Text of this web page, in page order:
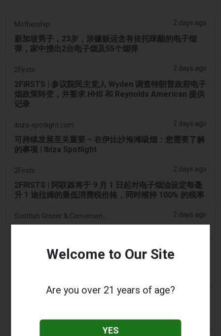
Mothership. 2 days ago
新加坡男子，23岁，涉嫌贩运含有依托咪酯的电子烟
弹，家中搜出2台电子烟及55个烟弹
2Firsts 2 days ago
2FIRSTS | 参议院民主党人 Wyden 调查特朗普政府电子
烟政策转变，并要求 HHS 和 Reynolds American 提供
记录
ibiza-spotlight.com 2 days ago
可持续发展至关重要 – 在伊比沙海滩吸烟：您需要了解
的事项 | Ibiza Spotlight
2Firsts 2 days ago
2FIRSTS | 阿联酋将于 9 月 1 日起对电子烟油设定每毫
升 1 迪拉姆的最低消费税价格，同时维持 100% 的税率
2 days ago
提高税率
Welcome to Our Site
Are you over 21 years of age?
YES